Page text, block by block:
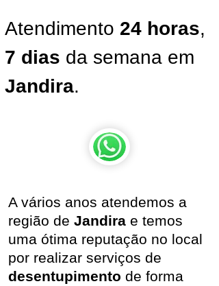
Atendimento 24 horas,
7 dias da semana em
Jandira.
A vários anos atendemos a
região de Jandira e temos
uma ótima reputação no local
por realizar serviços de
desentupimento de forma